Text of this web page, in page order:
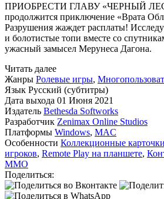
ПРИОБРЕСТИ ГЛАВУ «ЧЕРНЫЙ ЛЕС»
продолжится приключение «Врата
Разрушения жаждет расплаты!
и болотистые топи вместе со
ужасный замысел Мерунеса Дагона.
Читать далее
Жанры Ролевые игры,
Язык Русский (субтитры)
Дата выхода 01 Июня 2021
Издатель Bethesda Softworks
Разработчик Zenimax Online Studios
Платформы Windows, MAC
Особенности Коллекционные карточки
игроков, Remote Play на планшете,
MMO
Поделиться: